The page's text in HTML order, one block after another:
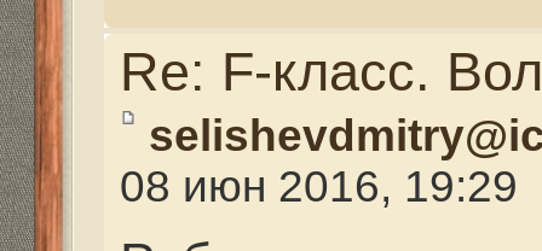
коллекцию.
выбрасывать
фильм.
Re: F-класс.